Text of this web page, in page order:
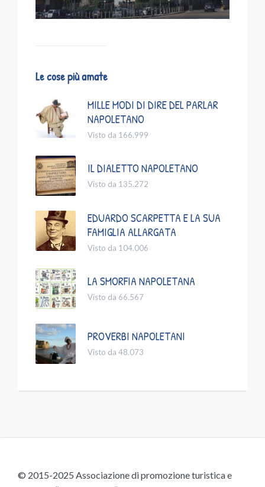
Le cose più amate
MILLE MODI DI DIRE DEL PARLAR
NAPOLETANO
Visto da 166.999
IL DIALETTO NAPOLETANO
Visto da 135.272
EDUARDO SCARPETTA E LA SUA
FAMIGLIA ALLARGATA
Visto da 104.006
LA SMORFIA NAPOLETANA
Visto da 66.567
PROVERBI NAPOLETANI
Visto da 48.073
© 2015-2025 Associazione di promozione turistica e